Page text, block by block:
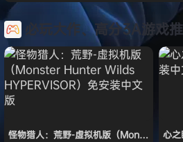
必玩大作、高分3A游戏推
怪物猎人：荒野-虚拟机版（Monster 心之